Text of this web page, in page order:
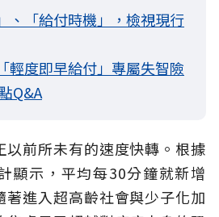
、「給付時機」，檢視現行
輕度即早給付」專屬失智險
Q&A
以前所未有的速度快轉。根據
顯示，平均每30分鐘就新增
進入超高齡社會與少子化加